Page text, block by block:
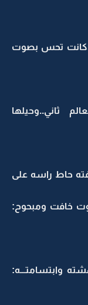
تحس بصوت
ثاني..وحيلها
حاط راسه على
خافت ومبحوح:
وابتسامتـــه: